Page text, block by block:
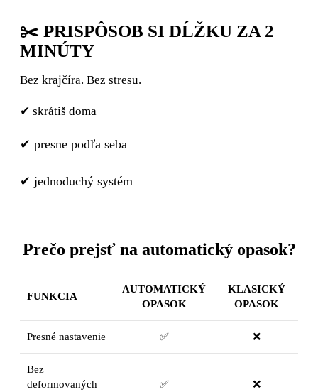
✂️ PRISPÔSOB SI DĹŽKU ZA 2
MINÚTY
Bez krajčíra. Bez stresu.
✔ skrátiš doma
✔ presne podľa seba
✔ jednoduchý systém
Prečo prejsť na automatický opasok?
FUNKCIA
AUTOMATICKÝ
OPASOK
KLASICKÝ
OPASOK
Presné nastavenie ✅ ❌
Bez
deformovaných
✅ ❌